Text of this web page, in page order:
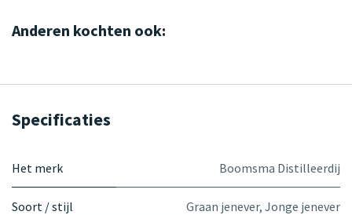
Anderen kochten ook:
Specificaties
Het merk Boomsma Distilleerdij
Soort / stijl Graan jenever, Jonge jenever